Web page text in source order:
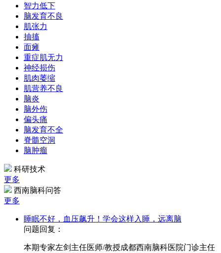
智力低下
脑发育不良
肌张力
抽搐
面瘫
重症肌无力
神经损伤
肌肉萎缩
肌营养不良
脑炎
脑外伤
偏头痛
脑发育不全
脊髓空洞
脑肿瘤
科研技术
更多
西南脑科问答
更多
睡眠不好，血压飙升！学会这样入睡，远离脑
问题回复：
本期专家左剑主任医师/教授成都西南脑科医院门诊主任